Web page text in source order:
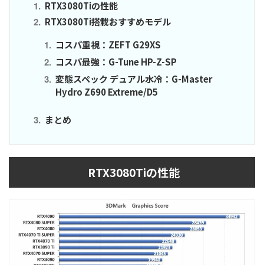
RTX3080Tiの性能
RTX3080Ti搭載おすすめモデル
コスパ重視：ZEFT G29XS
コスパ最強：G-Tune HP-Z-SP
変態スペック デュアル水冷：G-Master
Hydro Z690 Extreme/D5
まとめ
RTX3080Tiの性能